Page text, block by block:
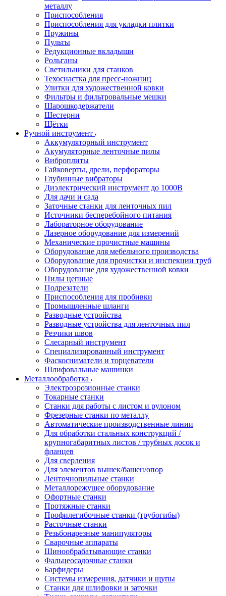
металлу
Приспособления
Приспособления для укладки плитки
Пружины
Пульты
Редукционные вкладыши
Рольганы
Светильники для станков
Техоснастка для пресс-ножниц
Улитки для художественной ковки
Фильтры и фильтровальные мешки
Шарошкодержатели
Шестерни
Щётки
Ручной инструмент
Аккумуляторный инструмент
Акумуляторные ленточные пилы
Виброплиты
Гайковерты, дрели, перфораторы
Глубинные вибраторы
Диэлектрический инструмент до 1000В
Для дачи и сада
Заточные станки для ленточных пил
Источники бесперебойного питания
Лабораторное оборудование
Лазерное оборудование для измерений
Механические прочистные машины
Оборудование для мебельного производства
Оборудование для прочистки и инспекции труб
Оборудование для художественной ковки
Пилы цепные
Подрезатели
Приспособления для пробивки
Промышленные шланги
Разводные устройства
Разводные устройства для ленточных пил
Резчики швов
Слесарный инструмент
Специализированный инструмент
Фаскосниматели и торцеватели
Шлифовальные машинки
Металлообработка
Электроэрозионные станки
Токарные станки
Станки для работы с листом и рулоном
Фрезерные станки по металлу
Автоматические производственные линии
Для обработки стальных конструкций /
крупногабаритных листов / трубных досок и
фланцев
Для сверления
Для элементов вышек/башен/опор
Ленточнопильные станки
Металлорежущее оборудование
Офортные станки
Протяжные станки
Профилегибочные станки (трубогибы)
Расточные станки
Резьбонарезные манипуляторы
Сварочные аппараты
Шинообрабатывающие станки
Фальцеосадочные станки
Барфидеры
Системы измерения, датчики и щупы
Станки для шлифовки и заточки